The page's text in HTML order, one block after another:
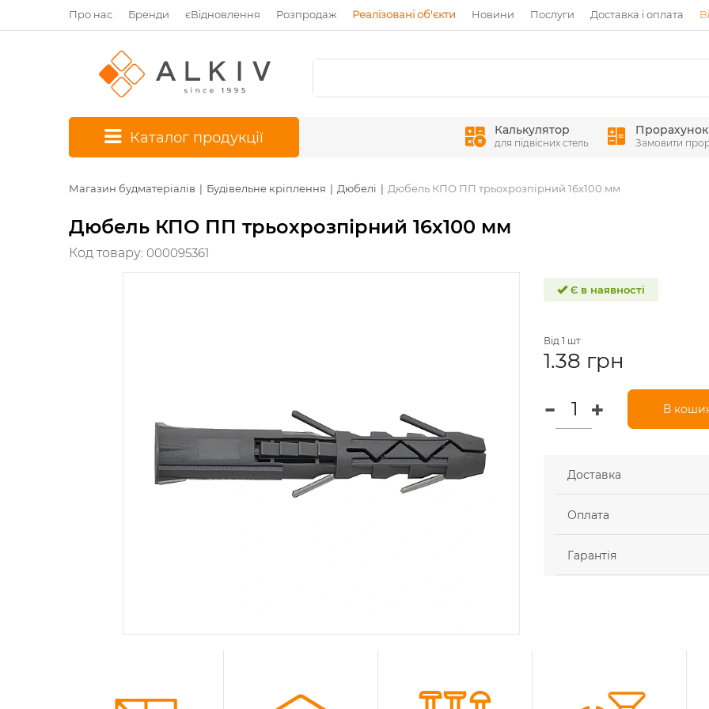
Про нас Бренди єВідновлення Розпродаж Реалізовані об'єкти Новини Послуги Доставка і оплата
Каталог продукції Калькулятор
для підвісних стель
Прорахунок
Замовити
Магазин будматеріалів Будівельне кріплення Дюбелі Дюбель КПО ПП трьохрозпірний 16х100 мм
Дюбель КПО ПП трьохрозпірний 16х100 мм
Код товару: 000095361
Є в наявності
Від 1 шт
1.38 грн
В
Доставка
Оплата
Гарантія